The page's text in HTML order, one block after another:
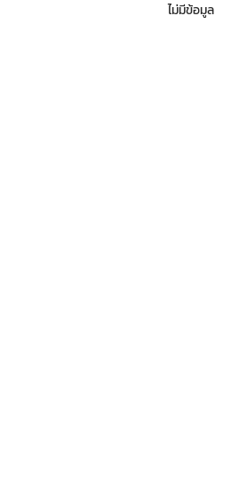
ไม่มีข้อมูล